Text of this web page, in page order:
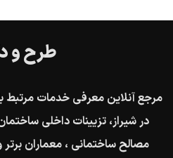
طرح و
مرجع آنلاین معرفی خدمات مرتبط
در شیراز، تزیینات داخلی
مصالح ساختمانی ، معماران